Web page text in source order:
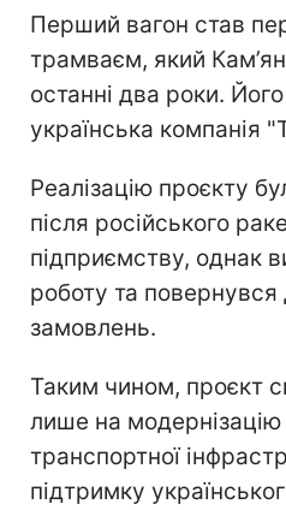
Перший вагон став
трамваєм, який
останні два роки.
українська компанія
Реалізацію проєкту
після російського
підприємству, однак
роботу та
замовлень.
Таким чином, проєкт
лише на модернізацію
транспортної
підтримку